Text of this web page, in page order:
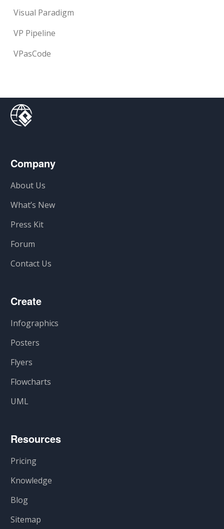
Visual Paradigm
VP Pipeline
VPasCode
Company
About Us
What’s New
Press Kit
Forum
Contact Us
Create
Infographics
Posters
Flyers
Flowcharts
UML
Resources
Pricing
Knowledge
Blog
Sitemap